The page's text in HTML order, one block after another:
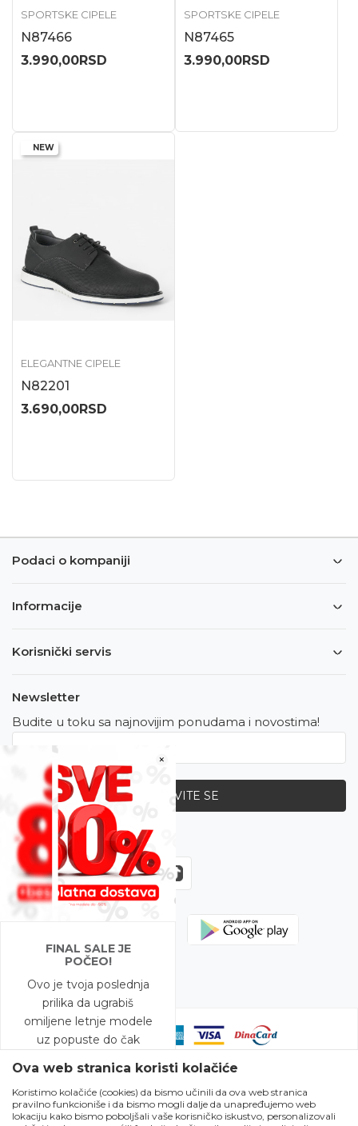
×
FINAL SALE JE
POČEO!
Ovo je tvoja poslednja
prilika da ugrabiš
omiljene letnje modele
uz popuste do čak
A to nije sve – na
modele snižene do
SPORTSKE CIPELE
N87466
3.990,00RSD
SPORTSKE CIPELE
N87465
3.990,00RSD
NEW
ELEGANTNE CIPELE
N82201
3.690,00RSD
Podaci o kompaniji
Informacije
Korisnički servis
Newsletter
Budite u toku sa najnovijim ponudama i novostima!
PRIJAVITE SE
Zapratite nas
Nastojimo da budemo što precizniji u opisu proizvoda, prikazu slika i
samih cena, ali ne možemo garantovati da su sve informacije kompletne
Ova web stranica koristi kolačiće
Koristimo kolačiće (cookies) da bismo učinili da ova web stranica
pravilno funkcioniše i da bismo mogli dalje da unapređujemo web
lokaciju kako bismo poboljšali vaše korisničko iskustvo, personalizovali